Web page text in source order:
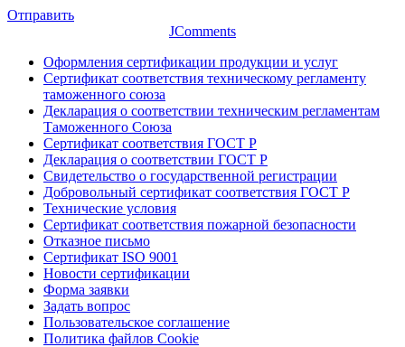
Отправить
JComments
Оформления сертификации продукции и услуг
Сертификат соответствия техническому регламенту
таможенного союза
Декларация о соответствии техническим регламентам
Таможенного Союза
Сертификат соответствия ГОСТ Р
Декларация о соответствии ГОСТ Р
Свидетельство о государственной регистрации
Добровольный сертификат соответствия ГОСТ Р
Технические условия
Сертификат соответствия пожарной безопасности
Отказное письмо
Сертификат ISO 9001
Новости сертификации
Форма заявки
Задать вопрос
Пользовательское соглашение
Политика файлов Cookie